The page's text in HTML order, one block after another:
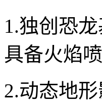
1.独创恐
具备火焰
2.动态地